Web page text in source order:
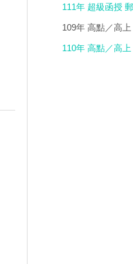
111年 超級函授
DVD(2DVD)
109年 高點／高
110年 高點／高